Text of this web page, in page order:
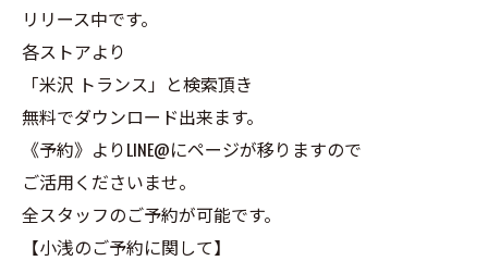
リリース中です。
各ストアより
「米沢 トランス」と検索頂き
無料でダウンロード出来ます。
《予約》よりLINE@にページが移りますので
ご活用くださいませ。
全スタッフのご予約が可能です。
【小浅のご予約に関して】